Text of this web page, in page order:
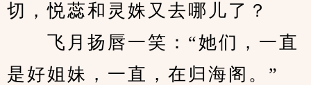
切，悦蕊和灵姝又去哪儿了？
飞月扬唇一笑：“她们，一直
是好姐妹，一直，在归海阁。”